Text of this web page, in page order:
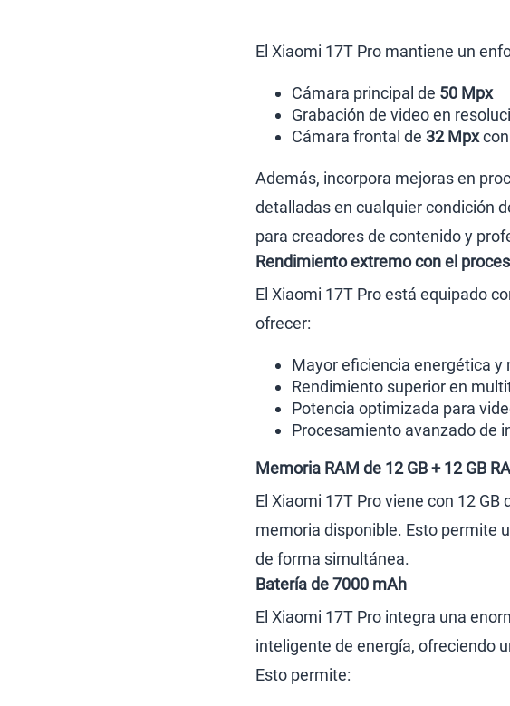
El Xiaomi 17T Pro mantiene un
Cámara principal de 50 Mpx
Grabación de video en
Cámara frontal de 32 Mpx
Además, incorpora mejoras en
detalladas en cualquier condición
para creadores de contenido y
Rendimiento extremo con el
El Xiaomi 17T Pro está equipado
ofrecer:
Mayor eficiencia energética y
Rendimiento superior en
Potencia optimizada para
Procesamiento avanzado de
Memoria RAM de 12 GB + 12 GB
El Xiaomi 17T Pro viene con 12
memoria disponible. Esto permite
de forma simultánea.
Batería de 7000 mAh
El Xiaomi 17T Pro integra una
inteligente de energía, ofreciendo
Esto permite: